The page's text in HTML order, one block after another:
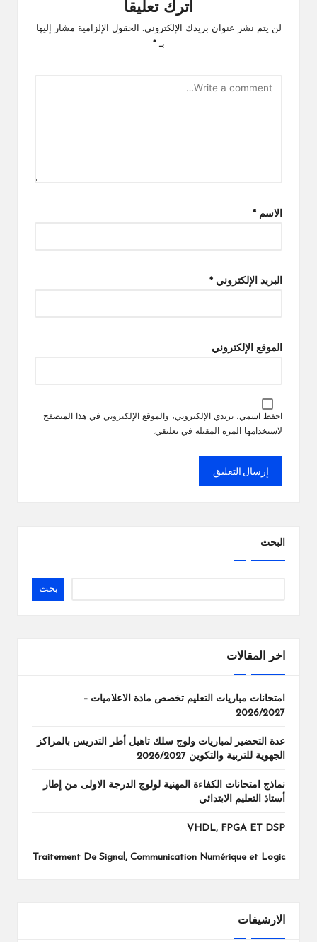
اترك تعليقاً
لن يتم نشر عنوان بريدك الإلكتروني.
الحقول الإلزامية مشار إليها
بـ*
الاسم *
البريد الإلكتروني *
الموقع الإلكتروني
احفظ اسمي، بريدي الإلكتروني، والموقع الإلكتروني في هذا المتصفح
لاستخدامها المرة المقبلة في تعليقي.
البحث
بحث
اخر المقالات
امتحانات مباريات التعليم تخصص مادة الاعلاميات –
2026/2027
عدة التحضير لمباريات ولوج سلك تاهيل أطر التدريس بالمراكز
الجهوية للتربية والتكوين 2026/2027
نماذج امتحانات الكفاءة المهنية لولوج الدرجة الاولى من إطار
أستاذ التعليم الابتدائي
VHDL, FPGA ET DSP
Traitement De Signal, Communication Numérique et Logic
الارشيفات